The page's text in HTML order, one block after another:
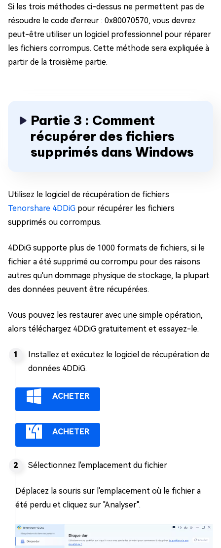
Si les trois méthodes ci-dessus ne permettent pas de
résoudre le code d'erreur : 0x80070570, vous devrez
peut-être utiliser un logiciel professionnel pour réparer
les fichiers corrompus. Cette méthode sera expliquée à
partir de la troisième partie.
Partie 3 : Comment
récupérer des fichiers
supprimés dans Windows
Utilisez le logiciel de récupération de fichiers
Tenorshare 4DDiG pour récupérer les fichiers
supprimés ou corrompus.
4DDiG supporte plus de 1000 formats de fichiers, si le
fichier a été supprimé ou corrompu pour des raisons
autres qu'un dommage physique de stockage, la plupart
des données peuvent être récupérées.
Vous pouvez les restaurer avec une simple opération,
alors téléchargez 4DDiG gratuitement et essayez-le.
Installez et exécutez le logiciel de récupération de
données 4DDiG.
ACHETER
ACHETER
Sélectionnez l'emplacement du fichier
Déplacez la souris sur l'emplacement où le fichier a
été perdu et cliquez sur "Analyser".